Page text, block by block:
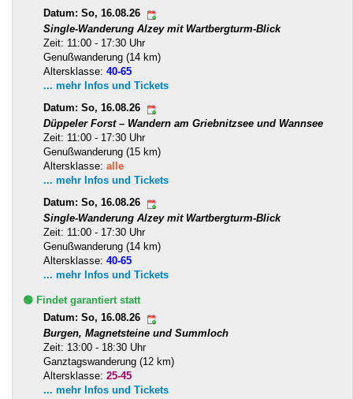
Datum: So, 16.08.26
Single-Wanderung Alzey mit Wartbergturm-Blick
Zeit: 11:00 - 17:30 Uhr
Genußwanderung (14 km)
Altersklasse: 40-65
... mehr Infos und Tickets
Datum: So, 16.08.26
Düppeler Forst – Wandern am Griebnitzsee und Wannsee
Zeit: 11:00 - 17:30 Uhr
Genußwanderung (15 km)
Altersklasse: alle
... mehr Infos und Tickets
Datum: So, 16.08.26
Single-Wanderung Alzey mit Wartbergturm-Blick
Zeit: 11:00 - 17:30 Uhr
Genußwanderung (14 km)
Altersklasse: 40-65
... mehr Infos und Tickets
🟢 Findet garantiert statt
Datum: So, 16.08.26
Burgen, Magnetsteine und Summloch
Zeit: 13:00 - 18:30 Uhr
Ganztagswanderung (12 km)
Altersklasse: 25-45
... mehr Infos und Tickets